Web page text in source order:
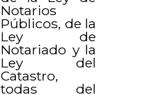
Notarios
Públicos, de la
Ley de
Notariado y la
Ley del
Catastro,
todas del